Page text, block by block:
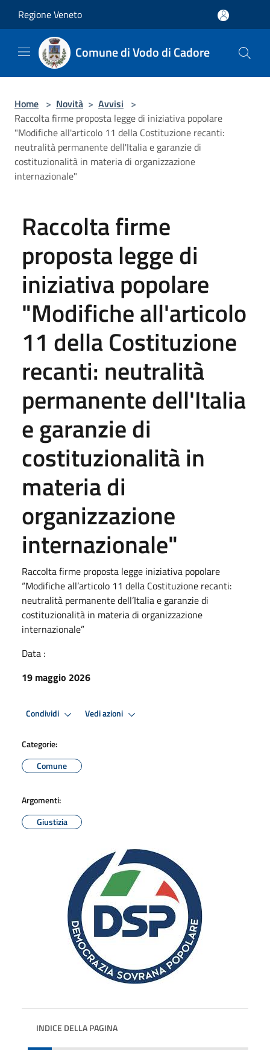
Regione Veneto
Comune di Vodo di Cadore
Home > Novità > Avvisi >
Raccolta firme proposta legge di iniziativa popolare
"Modifiche all'articolo 11 della Costituzione recanti:
neutralità permanente dell'Italia e garanzie di
costituzionalità in materia di organizzazione
internazionale"
Raccolta firme
proposta legge di
iniziativa popolare
"Modifiche all'articolo
11 della Costituzione
recanti: neutralità
permanente dell'Italia
e garanzie di
costituzionalità in
materia di
organizzazione
internazionale"
Raccolta firme proposta legge iniziativa popolare
“Modifiche all’articolo 11 della Costituzione recanti:
neutralità permanente dell’Italia e garanzie di
costituzionalità in materia di organizzazione
internazionale”
Data :
19 maggio 2026
Condividi Vedi azioni
Categorie:
Comune
Argomenti:
Giustizia
INDICE DELLA PAGINA